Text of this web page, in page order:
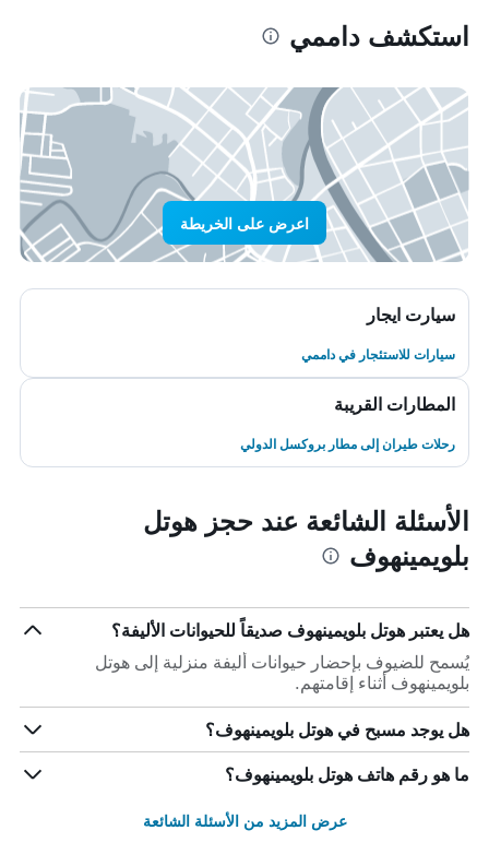
استكشف داممي
اعرض على الخريطة
سيارت ايجار
سيارات للاستئجار في داممي
المطارات القريبة
رحلات طيران إلى مطار بروكسل الدولي
الأسئلة الشائعة عند حجز هوتل
بلويمينهوف
هل يعتبر هوتل بلويمينهوف صديقاً للحيوانات الأليفة؟
يُسمح للضيوف بإحضار حيوانات أليفة منزلية إلى هوتل
بلويمينهوف أثناء إقامتهم.
هل يوجد مسبح في هوتل بلويمينهوف؟
ما هو رقم هاتف هوتل بلويمينهوف؟
عرض المزيد من الأسئلة الشائعة